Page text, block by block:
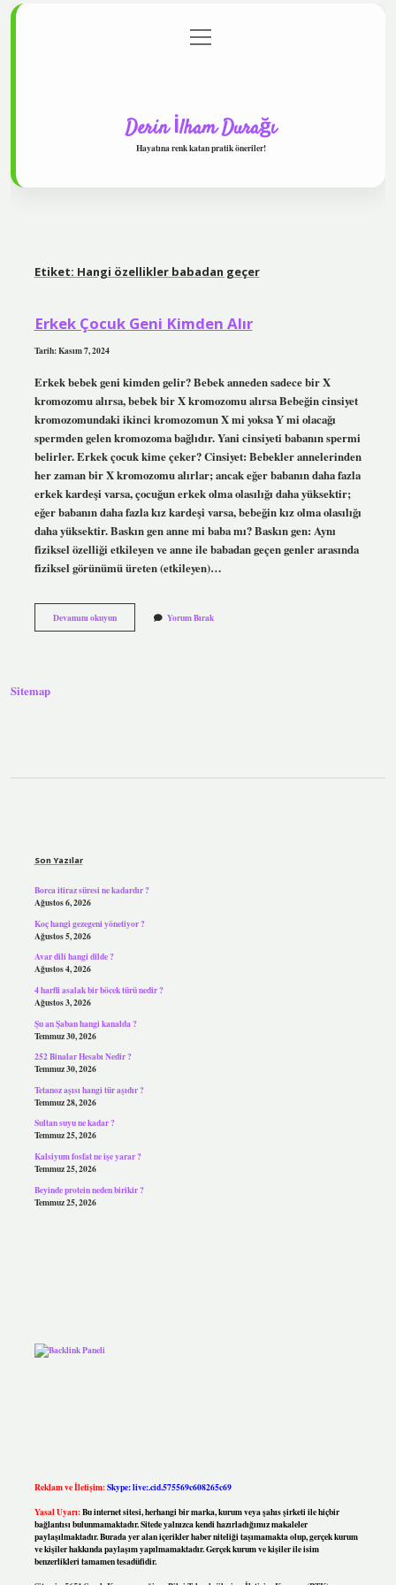
Gizlilik Politikası
menüyü
aç
Derin İlham Durağı
Hayatına renk katan pratik öneriler!
Etiket: Hangi özellikler babadan geçer
Erkek Çocuk Geni Kimden Alır
Tarih: Kasım 7, 2024
Erkek bebek geni kimden gelir? Bebek anneden sadece bir X
kromozomu alırsa, bebek bir X kromozomu alırsa Bebeğin cinsiyet
kromozomundaki ikinci kromozomun X mi yoksa Y mi olacağı
spermden gelen kromozoma bağlıdır. Yani cinsiyeti babanın spermi
belirler. Erkek çocuk kime çeker? Cinsiyet: Bebekler annelerinden
her zaman bir X kromozomu alırlar; ancak eğer babanın daha fazla
erkek kardeşi varsa, çocuğun erkek olma olasılığı daha yüksektir;
eğer babanın daha fazla kız kardeşi varsa, bebeğin kız olma olasılığı
daha yüksektir. Baskın gen anne mi baba mı? Baskın gen: Aynı
fiziksel özelliği etkileyen ve anne ile babadan geçen genler arasında
fiziksel görünümü üreten (etkileyen)…
Devamını okuyunErkek
Çocuk
Yorum Bırak
Sitemap
Son Yazılar
Borca itiraz süresi ne kadardır ?
Ağustos 6, 2026
Koç hangi gezegeni yönetiyor ?
Ağustos 5, 2026
Avar dili hangi dilde ?
Ağustos 4, 2026
4 harfli asalak bir böcek türü nedir ?
Ağustos 3, 2026
Şu an Şaban hangi kanalda ?
Temmuz 30, 2026
252 Binalar Hesabı Nedir ?
Temmuz 30, 2026
Tetanoz aşısı hangi tür aşıdır ?
Temmuz 28, 2026
Sultan suyu ne kadar ?
Temmuz 25, 2026
Kalsiyum fosfat ne işe yarar ?
Temmuz 25, 2026
Beyinde protein neden birikir ?
Temmuz 25, 2026
Reklam ve İletişim:Skype: live:.cid.575569c608265c69
Yasal Uyarı:Bu internet sitesi, herhangi bir marka, kurum veya şahıs şirketi ile hiçbir
bağlantısı bulunmamaktadır. Sitede yalnızca kendi hazırladığımız makaleler
paylaşılmaktadır. Burada yer alan içerikler haber niteliği taşımamakta olup, gerçek kurum
ve kişiler hakkında paylaşım yapılmamaktadır. Gerçek kurum ve kişiler ile isim
benzerlikleri tamamen tesadüfidir.